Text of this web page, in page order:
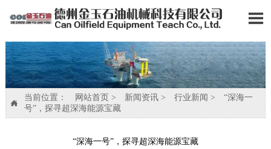


当前位置： 网站首页 > 新闻资讯> 行业新闻 >
“深海一
号”，探寻超深海能源宝藏
“深海一号”，探寻超深海能源宝藏